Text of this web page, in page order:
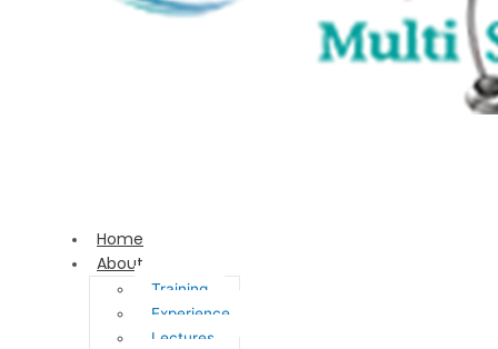
Home
About
Training
Experience
Lectures